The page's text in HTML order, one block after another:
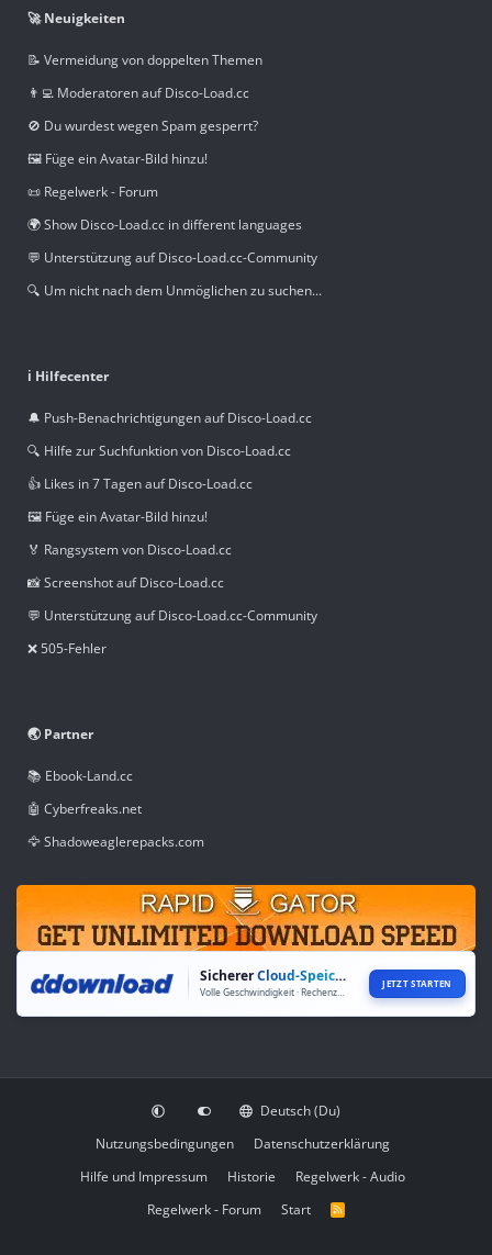
🚀 Neuigkeiten
📝 Vermeidung von doppelten Themen
👨‍💻 Moderatoren auf Disco-Load.cc
🚫 Du wurdest wegen Spam gesperrt?
🖼️ Füge ein Avatar-Bild hinzu!
📜 Regelwerk - Forum
🌍 Show Disco-Load.cc in different languages
💬 Unterstützung auf Disco-Load.cc-Community
🔍 Um nicht nach dem Unmöglichen zu suchen...
ℹ️ Hilfecenter
🔔 Push-Benachrichtigungen auf Disco-Load.cc
🔍 Hilfe zur Suchfunktion von Disco-Load.cc
👍 Likes in 7 Tagen auf Disco-Load.cc
🖼️ Füge ein Avatar-Bild hinzu!
🏅 Rangsystem von Disco-Load.cc
📸 Screenshot auf Disco-Load.cc
💬 Unterstützung auf Disco-Load.cc-Community
❌ 505-Fehler
🌏 Partner
📚 Ebook-Land.cc
🤖 Cyberfreaks.net
🦅 Shadoweaglerepacks.com
SichererCloud-Speicher
Volle Geschwindigkeit · Rechenzentren weltweit
JETZT STARTEN
Deutsch (Du)
Nutzungsbedingungen
Datenschutzerklärung
Hilfe und Impressum
Historie
Regelwerk - Audio
Regelwerk - Forum
Start
R